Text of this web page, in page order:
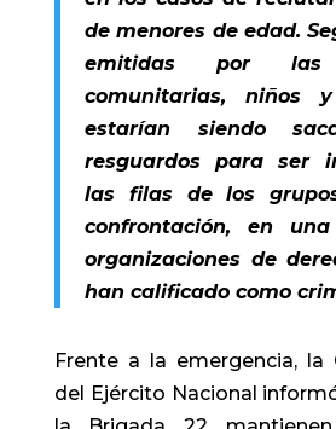
de menores de edad.
emitidas por las
comunitarias, niños y
estarían siendo
resguardos para ser
las filas de los
confrontación, en
organizaciones de
han calificado como
Frente a la emergencia, la
del Ejército Nacional